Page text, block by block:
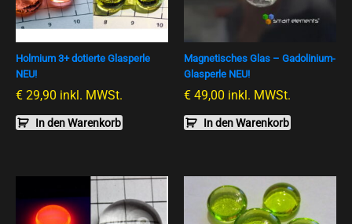
Holmium 3+ dotierte Glasperle
NEU!
€ 29,90 inkl. MWSt.
In den Warenkorb
Magnetisches Glas – Gadolinium-
Glasperle NEU!
€ 49,00 inkl. MWSt.
In den Warenkorb